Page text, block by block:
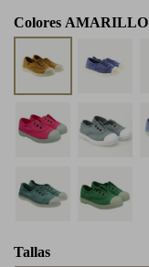
Colores AMARILLO
Tallas